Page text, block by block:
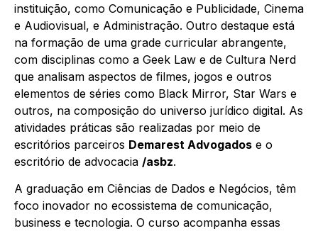
instituição, como Comunicação e Publicidade, Cinema
e Audiovisual, e Administração. Outro destaque está
na formação de uma grade curricular abrangente,
com disciplinas como a Geek Law e de Cultura Nerd
que analisam aspectos de filmes, jogos e outros
elementos de séries como Black Mirror, Star Wars e
outros, na composição do universo jurídico digital. As
atividades práticas são realizadas por meio de
escritórios parceiros Demarest Advogados e o
escritório de advocacia /asbz.
A graduação em Ciências de Dados e Negócios, têm
foco inovador no ecossistema de comunicação,
business e tecnologia. O curso acompanha essas